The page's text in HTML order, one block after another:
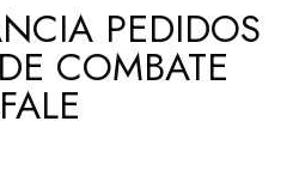
PEDIDOS
COMBATE